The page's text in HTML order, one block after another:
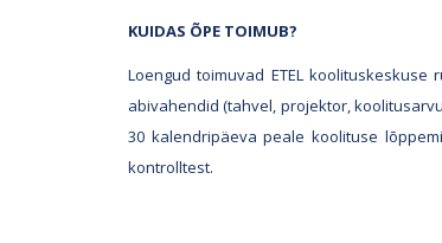
KUIDAS ÕPE TOIMUB?
Loengud toimuvad ETEL
abivahendid (tahvel, projektor,
30 kalendripäeva peale koolituse
kontrolltest.